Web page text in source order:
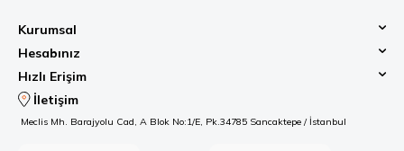
Kurumsal
Hesabınız
Hızlı Erişim
İletişim
Meclis Mh. Barajyolu Cad, A Blok No:1/E, Pk.34785 Sancaktepe / İstanbul